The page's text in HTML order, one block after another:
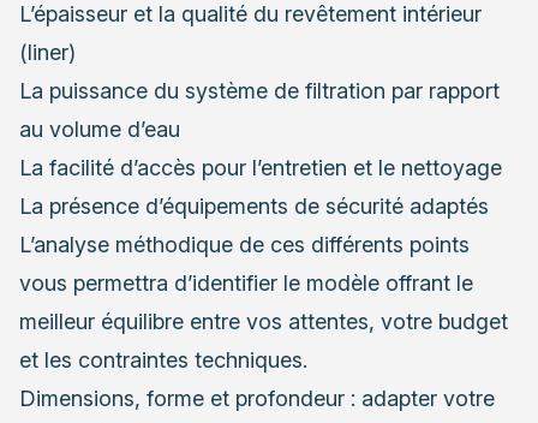
L’épaisseur et la qualité du revêtement intérieur
(liner)
La puissance du système de filtration par rapport
au volume d’eau
La facilité d’accès pour l’entretien et le nettoyage
La présence d’équipements de sécurité adaptés
L’analyse méthodique de ces différents points
vous permettra d’identifier le modèle offrant le
meilleur équilibre entre vos attentes, votre budget
et les contraintes techniques.
Dimensions, forme et profondeur : adapter votre